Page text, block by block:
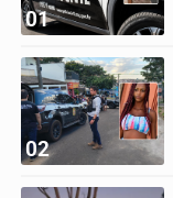
01
02